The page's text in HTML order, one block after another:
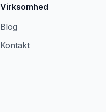
Virksomhed
Blog
Kontakt